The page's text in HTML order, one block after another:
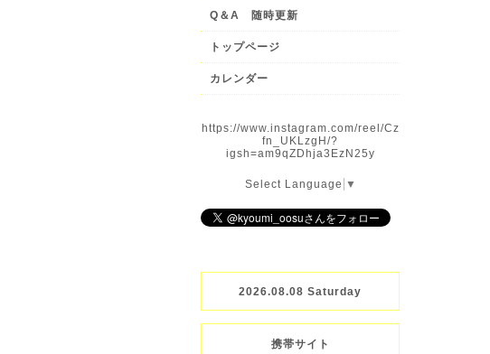
Q＆A 随時更新
トップページ
カレンダー
https://www.instagram.com/reel/Cz
fn_UKLzgH/?
igsh=am9qZDhja3EzN25y
Select Language ▼
2026.08.08 Saturday
携帯サイト